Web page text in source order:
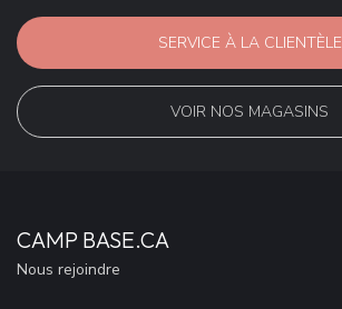
SERVICE À LA CLIENTÈLE
VOIR NOS MAGASINS
CAMP BASE.CA
Nous rejoindre